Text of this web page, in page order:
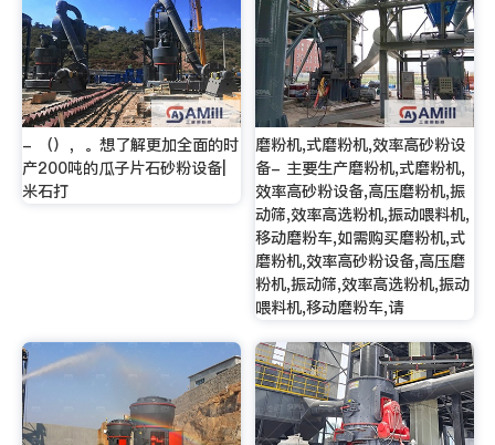
- （），。想了解更加全面的时
产200吨的瓜子片石砂粉设备|
米石打
磨粉机,式磨粉机,效率高砂粉设
备- 主要生产磨粉机,式磨粉机,
效率高砂粉设备,高压磨粉机,振
动筛,效率高选粉机,振动喂料机,
移动磨粉车,如需购买磨粉机,式
磨粉机,效率高砂粉设备,高压磨
粉机,振动筛,效率高选粉机,振动
喂料机,移动磨粉车,请